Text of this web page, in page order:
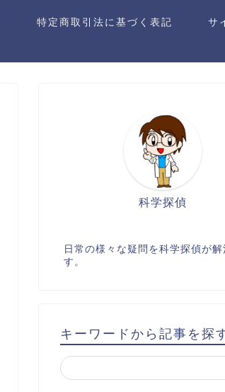
特定商取引法に基づく表記 サ
科学探偵
日常の様々な疑問を科学探偵が解
す。
キーワードから記事を探